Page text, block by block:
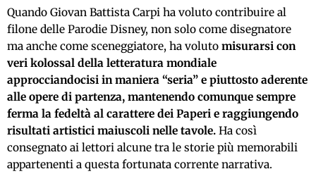
Quando Giovan Battista Carpi ha voluto contribuire al
filone delle Parodie Disney, non solo come disegnatore
ma anche come sceneggiatore, ha voluto misurarsi con
veri kolossal della letteratura mondiale
approcciandocisi in maniera “seria” e piuttosto aderente
alle opere di partenza, mantenendo comunque sempre
ferma la fedeltà al carattere dei Paperi e raggiungendo
risultati artistici maiuscoli nelle tavole. Ha così
consegnato ai lettori alcune tra le storie più memorabili
appartenenti a questa fortunata corrente narrativa.